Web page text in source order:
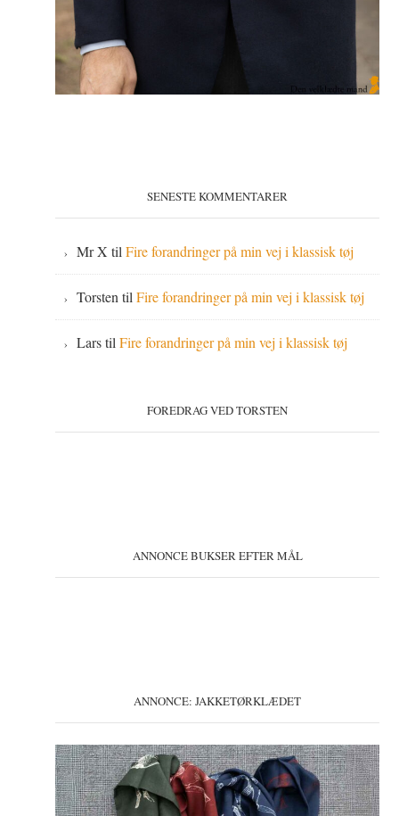
SENESTE KOMMENTARER
Mr X tilFire forandringer på min vej i klassisk tøj
Torsten tilFire forandringer på min vej i klassisk tøj
LarstilFire forandringer på min vej i klassisk tøj
FOREDRAG VED TORSTEN
ANNONCE BUKSER EFTER MÅL
ANNONCE: JAKKETØRKLÆDET